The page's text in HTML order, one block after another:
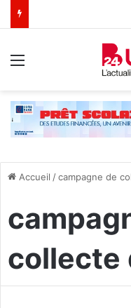
Accueil /campagne de
collecte